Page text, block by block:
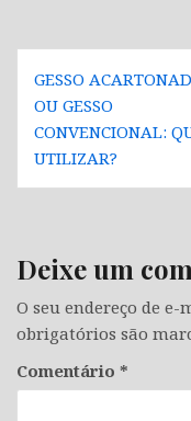
Navegação
de
Post
GESSO
OU GESSO
CONVENCIONAL:
UTILIZAR?
Deixe um
O seu endereço de
obrigatórios são
Comentário *